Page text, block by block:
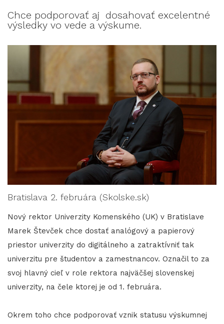
Chce podporovať aj dosahovať excelentné
výsledky vo vede a výskume.
Bratislava 2. februára (Skolske.sk)
Nový rektor Univerzity Komenského (UK) v Bratislave
Marek Števček chce dostať analógový a papierový
priestor univerzity do digitálneho a zatraktívniť tak
univerzitu pre študentov a zamestnancov. Označil to za
svoj hlavný cieľ v role rektora najväčšej slovenskej
univerzity, na čele ktorej je od 1. februára.
Okrem toho chce podporovať vznik statusu výskumnej